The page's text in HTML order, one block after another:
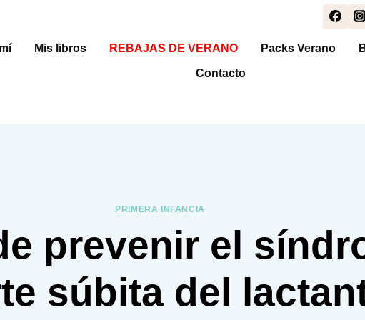
Mis libros REBAJAS DE VERANO Packs Verano
Contacto
PRIMERA INFANCIA
prevenir el
súbita del